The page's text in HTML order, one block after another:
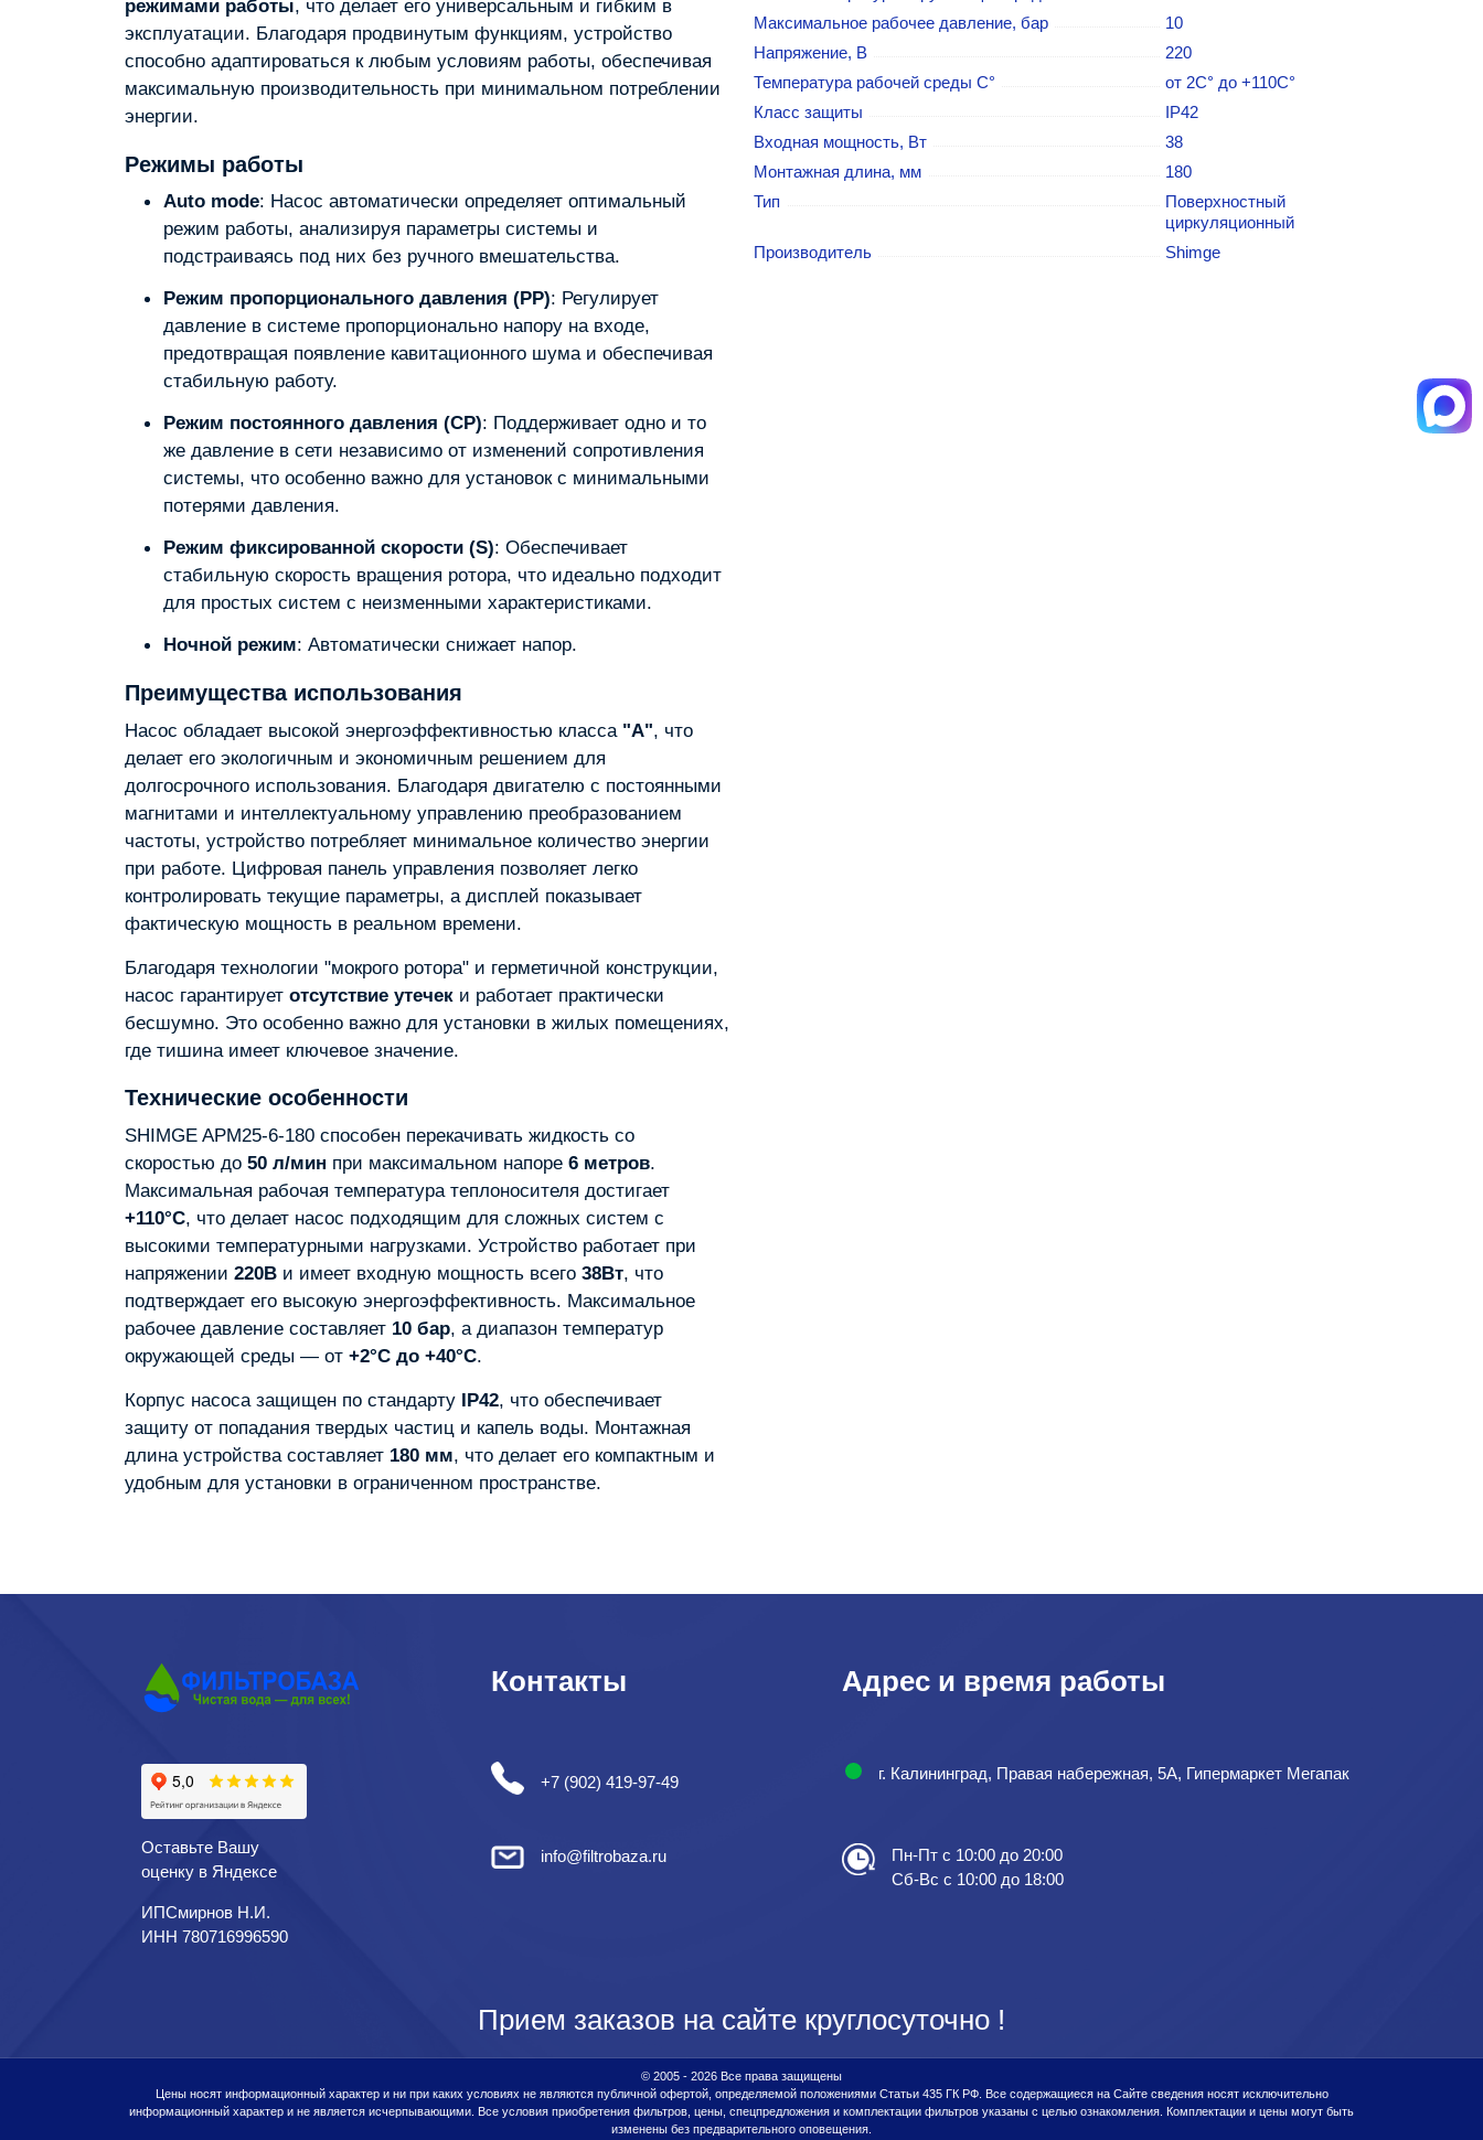
режимами работы, что делает его универсальным и гибким в
эксплуатации. Благодаря продвинутым функциям, устройство
способно адаптироваться к любым условиям работы, обеспечивая
максимальную производительность при минимальном потреблении
энергии.
Режимы работы
Auto mode: Насос автоматически определяет оптимальный
режим работы, анализируя параметры системы и
подстраиваясь под них без ручного вмешательства.
Режим пропорционального давления (PP): Регулирует
давление в системе пропорционально напору на входе,
предотвращая появление кавитационного шума и обеспечивая
стабильную работу.
Режим постоянного давления (CP): Поддерживает одно и то
же давление в сети независимо от изменений сопротивления
системы, что особенно важно для установок с минимальными
потерями давления.
Режим фиксированной скорости (S): Обеспечивает
стабильную скорость вращения ротора, что идеально подходит
для простых систем с неизменными характеристиками.
Ночной режим: Автоматически снижает напор.
Преимущества использования
Насос обладает высокой энергоэффективностью класса "A", что
делает его экологичным и экономичным решением для
долгосрочного использования. Благодаря двигателю с постоянными
магнитами и интеллектуальному управлению преобразованием
частоты, устройство потребляет минимальное количество энергии
при работе. Цифровая панель управления позволяет легко
контролировать текущие параметры, а дисплей показывает
фактическую мощность в реальном времени.
Благодаря технологии "мокрого ротора" и герметичной конструкции,
насос гарантирует отсутствие утечек и работает практически
бесшумно. Это особенно важно для установки в жилых помещениях,
где тишина имеет ключевое значение.
Технические особенности
SHIMGE APM25-6-180 способен перекачивать жидкость со
скоростью до 50 л/мин при максимальном напоре 6 метров.
Максимальная рабочая температура теплоносителя достигает
+110°C, что делает насос подходящим для сложных систем с
высокими температурными нагрузками. Устройство работает при
напряжении 220В и имеет входную мощность всего 38Вт, что
подтверждает его высокую энергоэффективность. Максимальное
рабочее давление составляет 10 бар, а диапазон температур
окружающей среды — от +2°C до +40°C.
Корпус насоса защищен по стандарту IP42, что обеспечивает
защиту от попадания твердых частиц и капель воды. Монтажная
длина устройства составляет 180 мм, что делает его компактным и
удобным для установки в ограниченном пространстве.
Максимальное рабочее давление, бар
10
Напряжение, В
220
Температура рабочей среды С°
от 2С° до +110С°
Класс защиты
IP42
Входная мощность, Вт
38
Монтажная длина, мм
180
Тип
Поверхностный
циркуляционный
Производитель
Shimge
Оставьте Вашу
оценку в Яндексе
ИПСмирнов Н.И.
ИНН 780716996590
Контакты
+7 (902) 419-97-49
info@filtrobaza.ru
Адрес и время работы
г. Калининград, Правая набережная, 5А, Гипермаркет Мегапак
Пн-Пт с 10:00 до 20:00
Сб-Вс с 10:00 до 18:00
Прием заказов на сайте круглосуточно !
© 2005 - 2026 Все права защищены
Цены носят информационный характер и ни при каких условиях не являются публичной офертой, определяемой положениями Статьи 435 ГК РФ. Все содержащиеся на Сайте сведения носят исключительно
информационный характер и не является исчерпывающими. Все условия приобретения фильтров, цены, спецпредложения и комплектации фильтров указаны с целью ознакомления. Комплектации и цены могут быть
изменены без предварительного оповещения.